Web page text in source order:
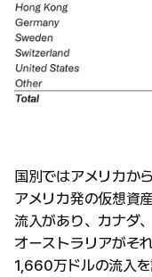
国別ではアメリカか
アメリカ発の仮想資
流入があり、カナダ、
オーストラリアがそ
1,660万ドルの流入を